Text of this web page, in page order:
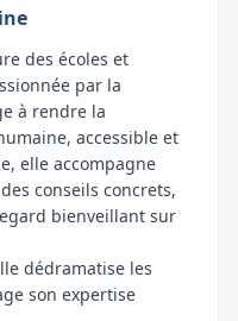
des écoles et
par la
à rendre la
accessible et
elle accompagne
conseils concrets,
bienveillant sur
dédramatise les
son expertise